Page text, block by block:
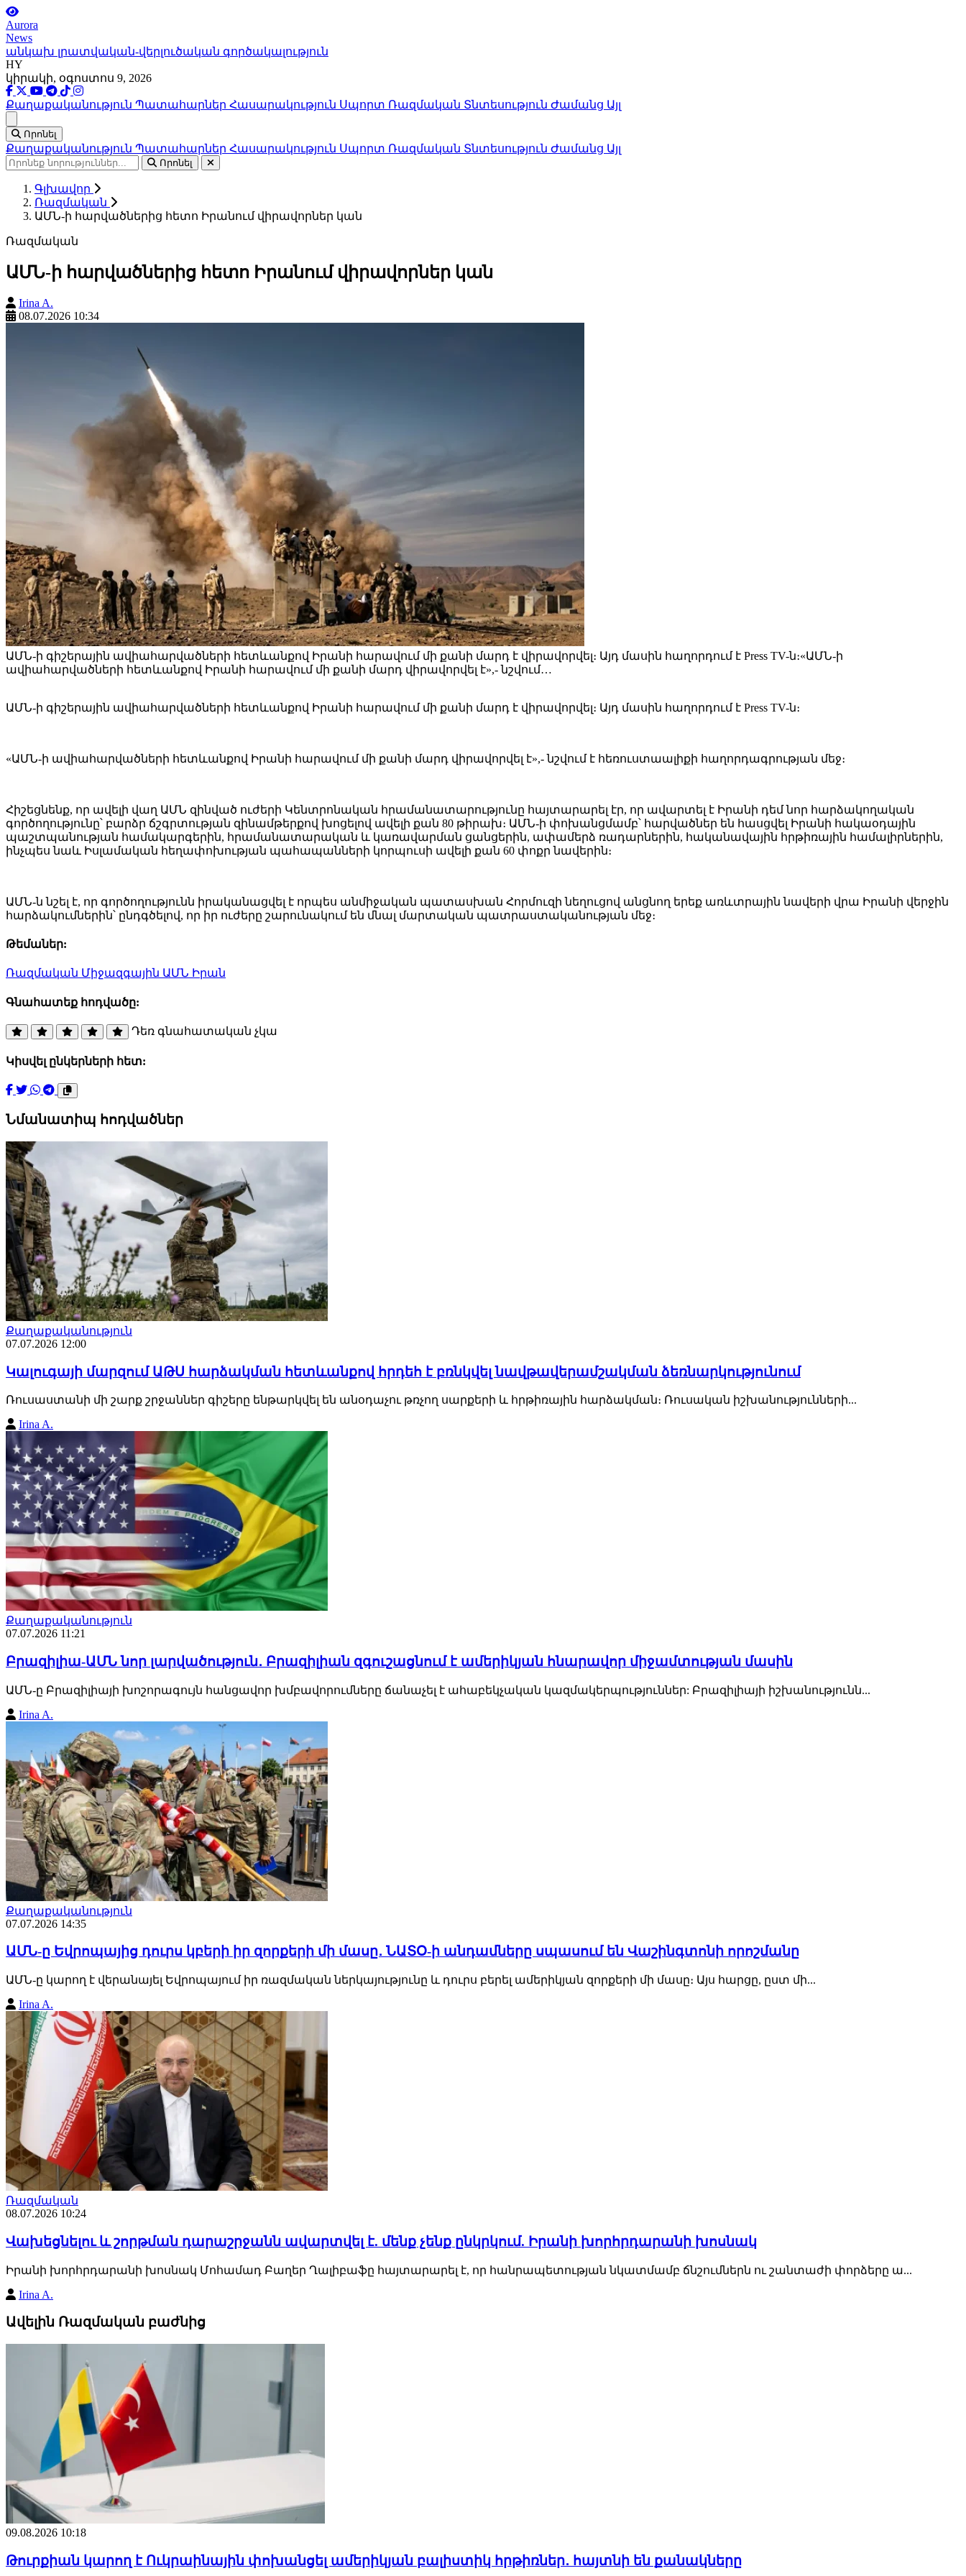
Aurora
News
անկախ լրատվական-վերլուծական գործակալություն
HY
կիրակի, օգոստոս 9, 2026
Քաղաքականություն Պատահարներ Հասարակություն Սպորտ Ռազմական Տնտեսություն Ժամանց Այլ
Որոնել
Քաղաքականություն Պատահարներ Հասարակություն Սպորտ Ռազմական Տնտեսություն Ժամանց Այլ
Որոնել
Գլխավոր
Ռազմական
ԱՄՆ-ի հարվածներից հետո Իրանում վիրավորներ կան
Ռազմական
ԱՄՆ-ի հարվածներից հետո Իրանում վիրավորներ կան
Irina A.
08.07.2026 10:34
ԱՄՆ-ի գիշերային ավիահարվածների հետևանքով Իրանի հարավում մի քանի մարդ է վիրավորվել։ Այդ մասին հաղորդում է Press TV-ն։«ԱՄՆ-ի
ավիահարվածների հետևանքով Իրանի հարավում մի քանի մարդ վիրավորվել է»,- նշվում…
ԱՄՆ-ի գիշերային ավիահարվածների հետևանքով Իրանի հարավում մի քանի մարդ է վիրավորվել։ Այդ մասին հաղորդում է Press TV-ն։
«ԱՄՆ-ի ավիահարվածների հետևանքով Իրանի հարավում մի քանի մարդ վիրավորվել է»,- նշվում է հեռուստաալիքի հաղորդագրության մեջ։
Հիշեցնենք, որ ավելի վաղ ԱՄՆ զինված ուժերի Կենտրոնական հրամանատարությունը հայտարարել էր, որ ավարտել է Իրանի դեմ նոր հարձակողական
գործողությունը՝ բարձր ճշգրտության զինամթերքով խոցելով ավելի քան 80 թիրախ։ ԱՄՆ-ի փոխանցմամբ՝ հարվածներ են հասցվել Իրանի հակաօդային
պաշտպանության համակարգերին, հրամանատարական և կառավարման ցանցերին, ափամերձ ռադարներին, հականավային հրթիռային համալիրներին,
ինչպես նաև Իսլամական հեղափոխության պահապանների կորպուսի ավելի քան 60 փոքր նավերին։
ԱՄՆ-ն նշել է, որ գործողությունն իրականացվել է որպես անմիջական պատասխան Հորմուզի նեղուցով անցնող երեք առևտրային նավերի վրա Իրանի վերջին
հարձակումներին՝ ընդգծելով, որ իր ուժերը շարունակում են մնալ մարտական պատրաստականության մեջ։
Թեմաներ:
Ռազմական Միջազգային ԱՄՆ Իրան
Գնահատեք հոդվածը:
Դեռ գնահատական չկա
Կիսվել ընկերների հետ:
Նմանատիպ հոդվածներ
Քաղաքականություն
07.07.2026 12:00
Կալուգայի մարզում ԱԹՍ հարձակման հետևանքով հրդեհ է բռնկվել նավթավերամշակման ձեռնարկությունում
Ռուսաստանի մի շարք շրջաններ գիշերը ենթարկվել են անօդաչու թռչող սարքերի և հրթիռային հարձակման։ Ռուսական իշխանությունների...
Irina A.
Քաղաքականություն
07.07.2026 11:21
Բրազիլիա-ԱՄՆ նոր լարվածություն․ Բրազիլիան զգուշացնում է ամերիկյան հնարավոր միջամտության մասին
ԱՄՆ-ը Բրազիլիայի խոշորագույն հանցավոր խմբավորումները ճանաչել է ահաբեկչական կազմակերպություններ: Բրազիլիայի իշխանությունն...
Irina A.
Քաղաքականություն
07.07.2026 14:35
ԱՄՆ-ը Եվրոպայից դուրս կբերի իր զորքերի մի մասը․ ՆԱՏՕ-ի անդամները սպասում են Վաշինգտոնի որոշմանը
ԱՄՆ-ը կարող է վերանայել Եվրոպայում իր ռազմական ներկայությունը և դուրս բերել ամերիկյան զորքերի մի մասը։ Այս հարցը, ըստ մի...
Irina A.
Ռազմական
08.07.2026 10:24
Վախեցնելու և շորթման դարաշրջանն ավարտվել է. մենք չենք ընկրկում. Իրանի խորհրդարանի խոսնակ
Իրանի խորհրդարանի խոսնակ Մոհամադ Բաղեր Ղալիբաֆը հայտարարել է, որ հանրապետության նկատմամբ ճնշումներն ու շանտաժի փորձերը ա...
Irina A.
Ավելին Ռազմական բաժնից
09.08.2026 10:18
Թուրքիան կարող է Ուկրաինային փոխանցել ամերիկյան բալիստիկ հրթիռներ․ հայտնի են քանակները